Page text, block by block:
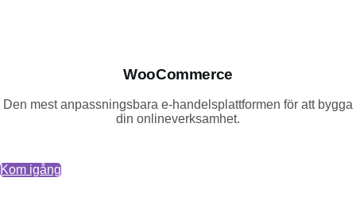
WooCommerce
Den mest anpassningsbara e-handelsplattformen för att bygga
din onlineverksamhet.
Kom igång